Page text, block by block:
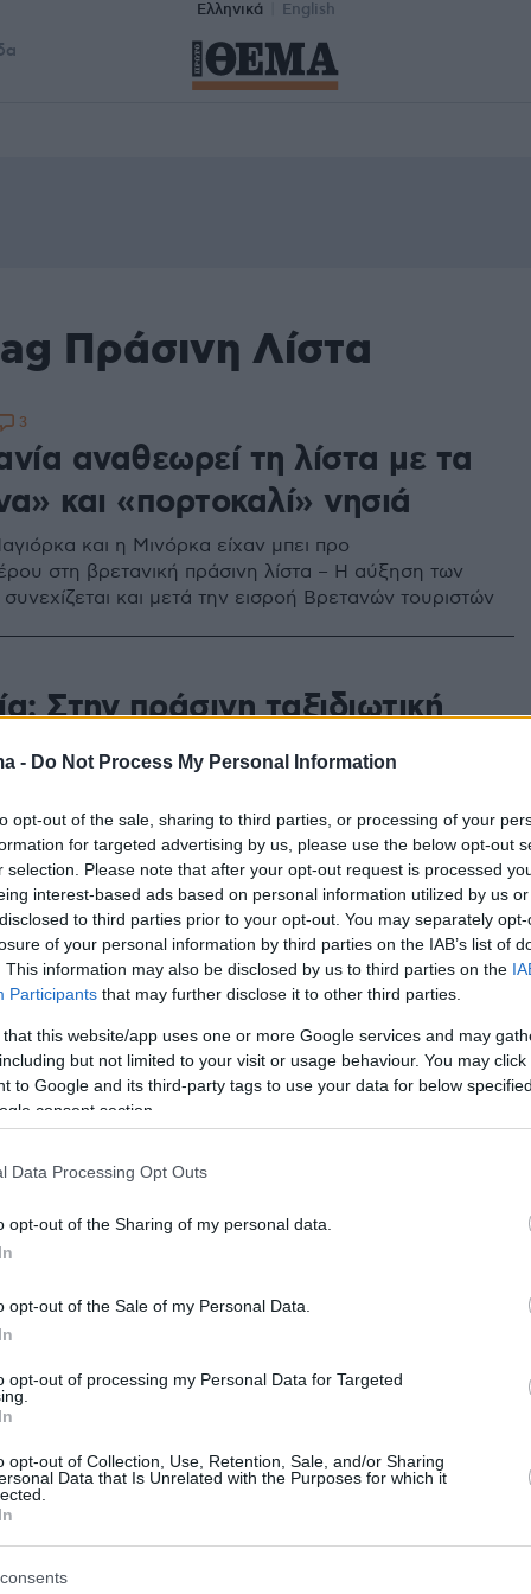
- Do Not Process My Personal Information
opt-out of the sale, sharing to third parties, or processing of your
for targeted advertising by us, please use the below opt-out
selection. Please note that after your opt-out request is processed
interest-based ads based on personal information utilized by us
to third parties prior to your opt-out. You may separately
of your personal information by third parties on the IAB’s list of
This information may also be disclosed by us to third parties on the
Participants that may further disclose it to other third parties.
that this website/app uses one or more Google services and may
but not limited to your visit or usage behaviour. You may
to Google and its third-party tags to use your data for below
consent section.
Data Processing Opt Outs
opt-out of the Sharing of my personal data.
opt-out of the Sale of my Personal Data.
opt-out of processing my Personal Data for Targeted
opt-out of Collection, Use, Retention, Sale, and/or Sharing
Data that Is Unrelated with the Purposes for which it
Ελληνικά English
Πράσινη Λίστα
αναθεωρεί τη λίστα με τα
και «πορτοκαλί» νησιά
και η Μινόρκα είχαν μπει προ
στη βρετανική πράσινη λίστα – Η αύξηση των
και μετά την εισροή Βρετανών τουριστών
3
Στην πράσινη ταξιδιωτική
μπουν Ιταλία, Γερμανία και
προορισμοί προστίθενται στις επιλογές των
– Στην πορτοκαλί λίστα η Γαλλία – Ποιες
να περάσουν στο «πράσινο»
λίστα Βρετανίας:
με Μάλτα και
Νήσους - Εκτός η Ελλάδα
τεθούν σε ισχύ από την Τετάρτη 30 Ιουνίου - Η
4
κατά Μπόρις Τζόνσον: Οι
εμβολιασμένοι Βρετανοί να
να επισκεφθούν την Ευρώπη
της Ryanair ζητά ρεαλιστική πολιτική από τη
κατηγορεί τον Μπόρις Τζόνσον για «βαριά
έβγαλε και την Πορτογαλία
16